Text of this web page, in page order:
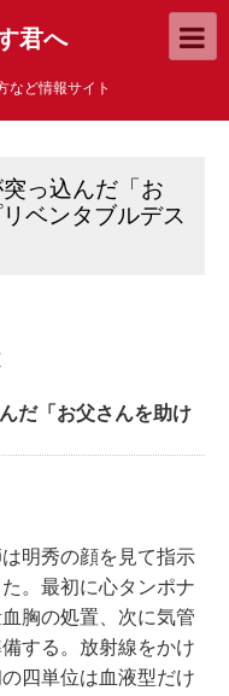
君へ
など情報サイト
っ込んだ「お
ベンタブルデス
だ「お父さんを助け
明秀の顔を見て指示
。最初に心タンポナ
胸の処置、次に気管
する。放射線をかけ
四単位は血液型だけ